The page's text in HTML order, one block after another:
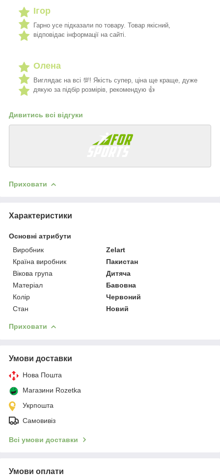
Ігор
Гарно усе підказали по товару. Товар якісний,
відповідає інформації на сайті.
Олена
Виглядає на всі 💯! Якість супер, ціна ще краще, дуже
дякую за підбір розмірів, рекомендую 👍
Дивитись всі відгуки
Приховати
Характеристики
Основні атрибути
Виробник
Zelart
Країна виробник
Пакистан
Вікова група
Дитяча
Матеріал
Бавовна
Колір
Червоний
Стан
Новий
Приховати
Умови доставки
Нова Пошта
Магазини Rozetka
Укрпошта
Самовивіз
Всі умови доставки
Умови оплати